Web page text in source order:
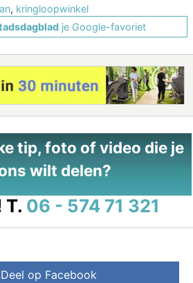
, kringloopwinkel
je Google-favoriet
tip, foto of video die je
wilt delen?
T. 06 - 574 71 321
Deel op Facebook